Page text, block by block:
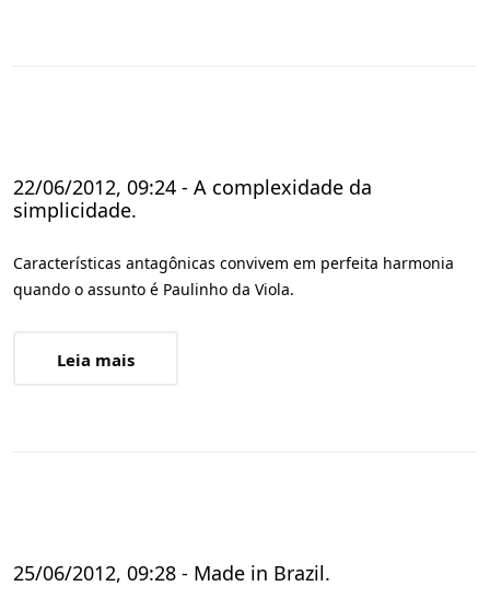
22/06/2012, 09:24 - A complexidade da
simplicidade.
Características antagônicas convivem em perfeita harmonia
quando o assunto é Paulinho da Viola.
Leia mais
25/06/2012, 09:28 - Made in Brazil.